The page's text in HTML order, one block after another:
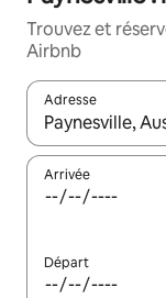
Trouvez et
Airbnb
Adresse
Lorsque les
Arrivée
Départ